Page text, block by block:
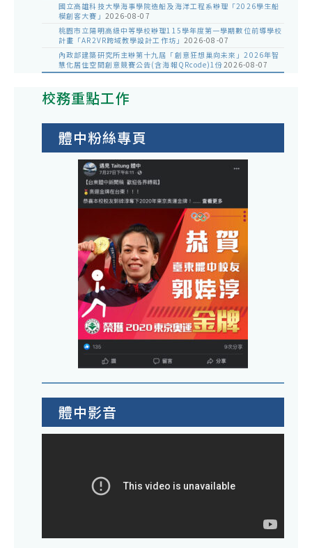
國立高雄科技大學海事學院造船及海洋工程系辦理「2026學生船
模創客大賽」 2026-08-07
桃園市立陽明高級中等學校辦理115學年度第一學期數位前導學校
計畫「AR2VR跨域教學設計工作坊」 2026-08-07
內政部建築研究所主辦第十九屆「創意狂想巢向未來」2026年智
慧化居住空間創意競賽公告(含海報QRcode)1份2026-08-07
校務重點工作
體中粉絲專頁
體中影音